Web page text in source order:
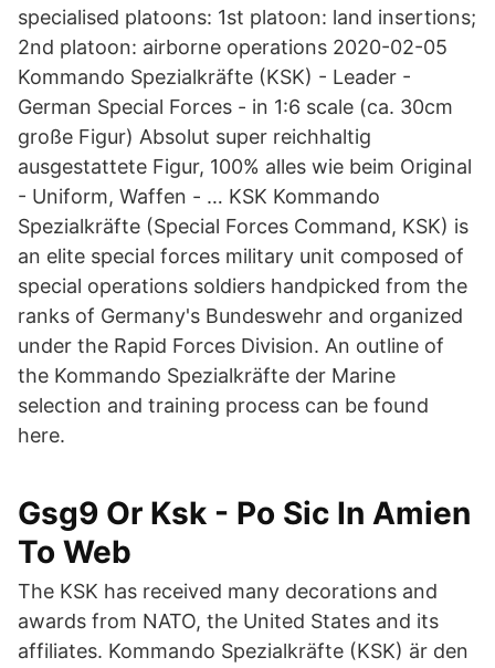
specialised platoons: 1st platoon: land insertions;
2nd platoon: airborne operations 2020-02-05
Kommando Spezialkräfte (KSK) - Leader -
German Special Forces - in 1:6 scale (ca. 30cm
große Figur) Absolut super reichhaltig
ausgestattete Figur, 100% alles wie beim Original
- Uniform, Waffen - … KSK Kommando
Spezialkräfte (Special Forces Command, KSK) is
an elite special forces military unit composed of
special operations soldiers handpicked from the
ranks of Germany's Bundeswehr and organized
under the Rapid Forces Division. An outline of
the Kommando Spezialkräfte der Marine
selection and training process can be found
here.
Gsg9 Or Ksk - Po Sic In Amien
To Web
The KSK has received many decorations and
awards from NATO, the United States and its
affiliates. Kommando Spezialkräfte (KSK) är den